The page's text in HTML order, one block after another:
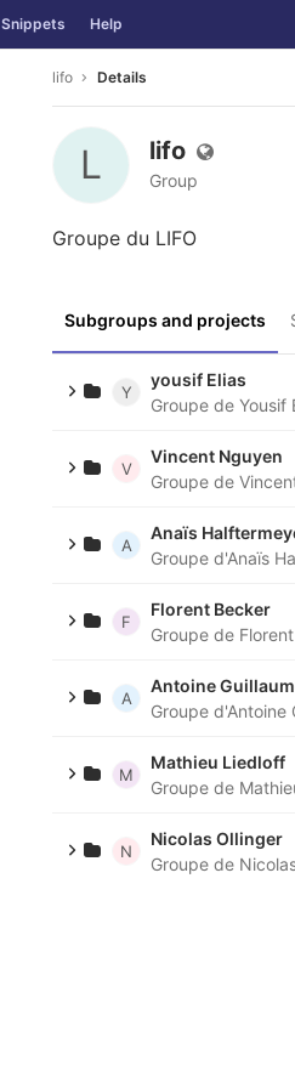
Snippets Help
lifo Details
L lifo
Group
Groupe du LIFO
Subgroups and projects
Y
yousif Elias
Groupe de Yousif
V
Vincent Nguyen
Groupe de
A
Anaïs
Groupe d'Anaïs
F
Florent Becker
Groupe de
A
Antoine
Groupe d'Antoine
M
Mathieu Liedloff
Groupe de
N
Nicolas Ollinger
Groupe de